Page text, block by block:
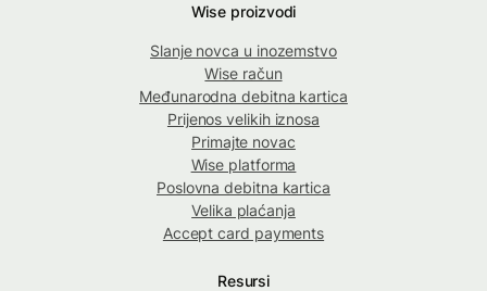
Wise proizvodi
Slanje novca u inozemstvo
Wise račun
Međunarodna debitna kartica
Prijenos velikih iznosa
Primajte novac
Wise platforma
Poslovna debitna kartica
Velika plaćanja
Accept card payments
Resursi